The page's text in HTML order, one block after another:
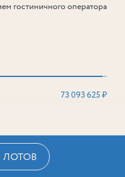
гостиничного оператора
73 093 625 ₽
ЛОТОВ